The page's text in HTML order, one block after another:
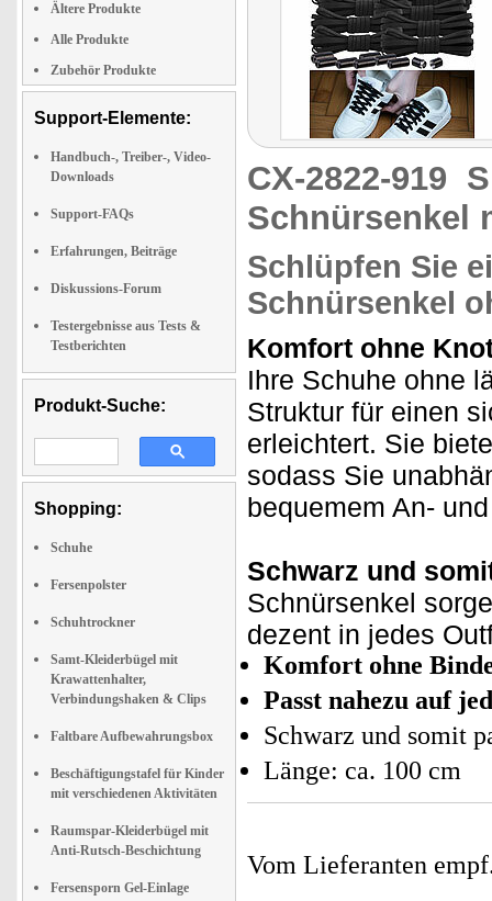
Ältere Produkte
Alle Produkte
Zubehör Produkte
Support-Elemente:
Handbuch-, Treiber-, Video-
Downloads
Support-FAQs
Erfahrungen, Beiträge
Diskussions-Forum
Testergebnisse aus Tests &
Testberichten
Produkt-Suche:
Shopping:
Schuhe
Fersenpolster
Schuhtrockner
Samt-Kleiderbügel mit
Krawattenhalter,
Verbindungshaken & Clips
Faltbare Aufbewahrungsbox
Beschäftigungstafel für Kinder
mit verschiedenen Aktivitäten
Raumspar-Kleiderbügel mit
Anti-Rutsch-Beschichtung
Fersensporn Gel-Einlage
CX-2822-919
Schnürsenkel
Schlüpfen Sie
Schnürsenkel
Komfort ohne
Ihre Schuhe ohne
Struktur für einen
erleichtert. Sie
sodass Sie
bequemem An-
Schwarz und
Schnürsenkel
dezent in jedes
Komfort ohne
Passt nahezu auf
Schwarz und somit
Länge: ca. 100 cm
Vom Lieferanten